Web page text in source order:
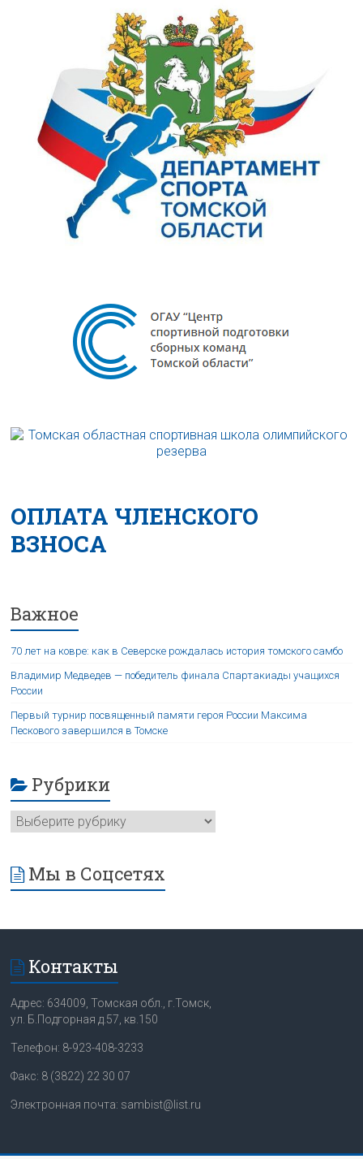
ОПЛАТА ЧЛЕНСКОГО
ВЗНОСА
Важное
70 лет на ковре: как в Северске рождалась история томского самбо
Владимир Медведев — победитель финала Спартакиады учащихся
России
Первый турнир посвященный памяти героя России Максима
Пескового завершился в Томске
Рубрики
Мы в Соцсетях
Контакты
Адрес: 634009, Томская обл., г.Томск,
ул. Б.Подгорная д.57, кв.150
Телефон: 8-923-408-3233
Факс: 8 (3822) 22 30 07
Электронная почта: sambist@list.ru